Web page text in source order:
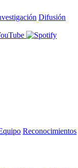
Difusión
Reconocimientos